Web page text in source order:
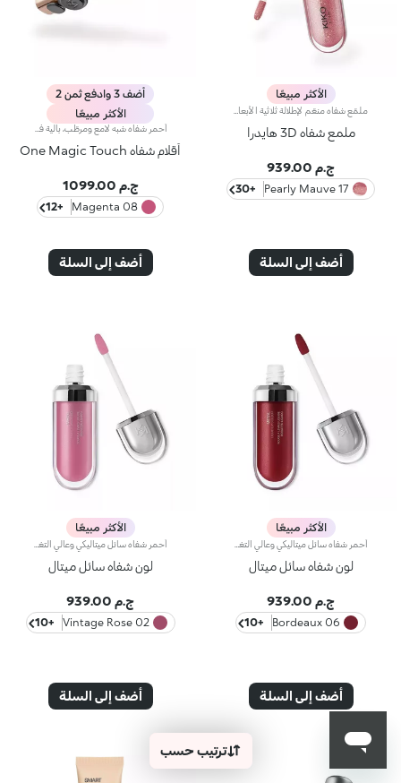
الأكثر مبيعًا
ملمع شفاه 3D هايدرا
ج.م 939.00
17 Pearly Mauve
+30
أضف إلى السلة
أضف 3 وادفع ثمن 2
الأكثر مبيعًا
أقلام شفاه One Magic Touch
ج.م 1099.00
08 Magenta
+12
أضف إلى السلة
الأكثر مبيعًا
لون شفاه سائل ميتال
ج.م 939.00
06 Bordeaux
+10
أضف إلى السلة
الأكثر مبيعًا
لون شفاه سائل ميتال
ج.م 939.00
02 Vintage Rose
+10
أضف إلى السلة
ترتيب حسب